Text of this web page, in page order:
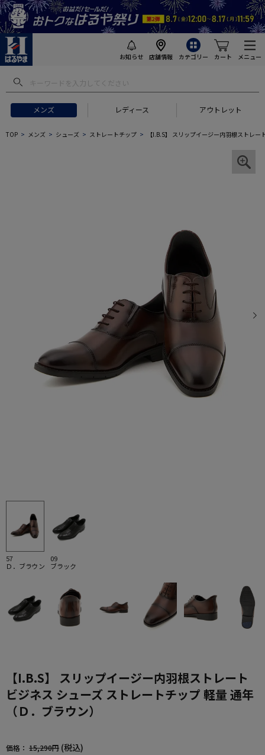
お知らせ 店舗情報 カテゴリー カート メニュー
メンズ レディース アウトレット
TOP メンズ シューズ ストレートチップ 【I.B.S】 スリップイージー内羽根ストレ
57
Ｄ．ブラウン
09
ブラック
【I.B.S】 スリップイージー内羽根ストレート
ビジネス シューズ ストレートチップ 軽量 通年
（Ｄ．ブラウン）
価格： 15,290円 (税込)